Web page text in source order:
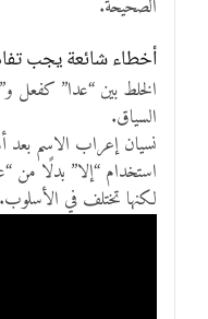
الصحيحة.
أخطاء شائعة يجب
الخلط بين “عدا”
السياق.
نسيان إعراب الاسم بعد
استخدام “إلا” بدلًا من
لكنها تختلف في الأسلوب.